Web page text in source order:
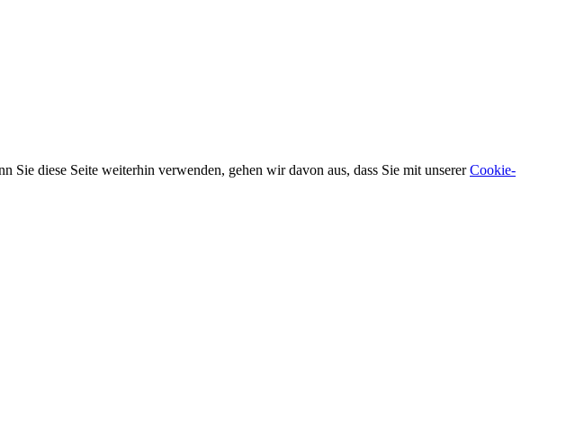
Sie diese Seite weiterhin verwenden, gehen wir davon aus, dass Sie mit unsererCookie-